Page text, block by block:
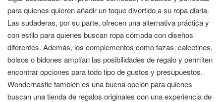
para quienes quieren añadir un toque divertido a su ropa diaria.
Las sudaderas, por su parte, ofrecen una alternativa práctica y
con estilo para quienes buscan ropa cómoda con diseños
diferentes. Además, los complementos como tazas, calcetines,
bolsos o bidones amplían las posibilidades de regalo y permiten
encontrar opciones para todo tipo de gustos y presupuestos.
Wondernastic también es una buena opción para quienes
buscan una tienda de regalos originales con una experiencia de